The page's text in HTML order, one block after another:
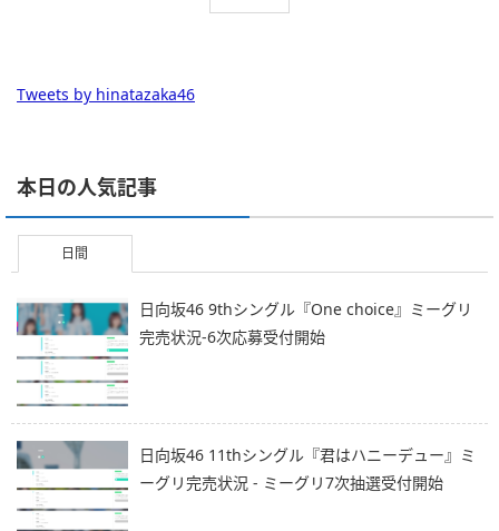
Tweets by hinatazaka46
本日の人気記事
日間
日向坂46 9thシングル『One choice』ミーグリ
完売状況-6次応募受付開始
日向坂46 11thシングル『君はハニーデュー』ミ
ーグリ完売状況 - ミーグリ7次抽選受付開始